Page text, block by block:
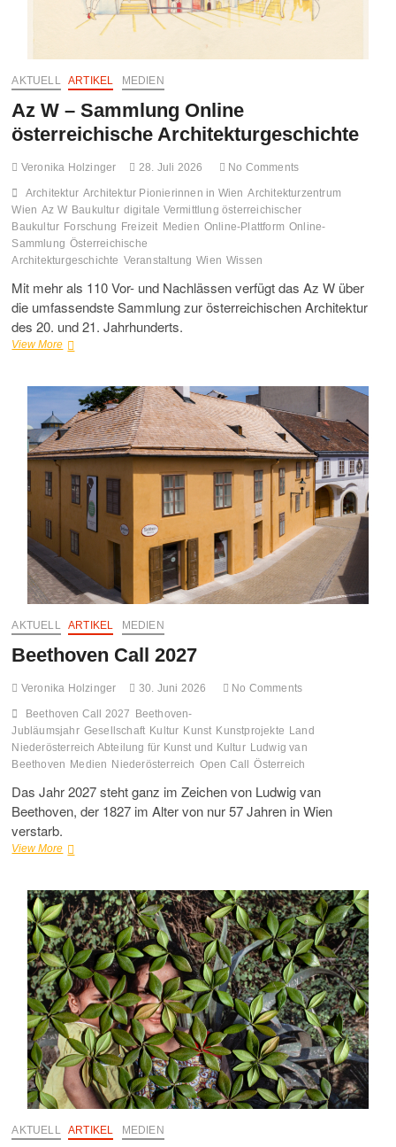
AKTUELL ARTIKEL MEDIEN
Az W – Sammlung Online
österreichische Architekturgeschichte
Veronika Holzinger 28. Juli 2026 No Comments
Architektur Architektur Pionierinnen in Wien Architekturzentrum
Wien Az W Baukultur digitale Vermittlung österreichischer
Baukultur Forschung Freizeit Medien Online-Plattform Online-
Sammlung Österreichische
Architekturgeschichte Veranstaltung Wien Wissen
Mit mehr als 110 Vor- und Nachlässen verfügt das Az W über
die umfassendste Sammlung zur österreichischen Architektur
des 20. und 21. Jahrhunderts.
View MoreAz
Sammlung
Online
österreichische
Architekturgeschichte
AKTUELL ARTIKEL MEDIEN
Beethoven Call 2027
Veronika Holzinger 30. Juni 2026 No Comments
Beethoven Call 2027
Beethoven-
Jubläumsjahr Gesellschaft Kultur Kunst Kunstprojekte Land
Niederösterreich Abteilung für Kunst und Kultur Ludwig van
Beethoven Medien Niederösterreich Open Call Österreich
Das Jahr 2027 steht ganz im Zeichen von Ludwig van
Beethoven, der 1827 im Alter von nur 57 Jahren in Wien
verstarb.
View MoreBeethoven
AKTUELL ARTIKEL MEDIEN